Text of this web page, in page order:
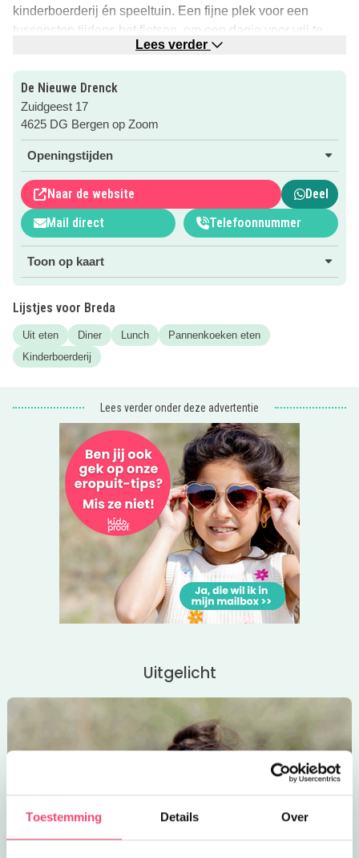
Toestemming Details Over
kinderboerderij én speeltuin. Een fijne plek voor een
tussenstop tijdens het fietsen, om een dagje voor vrij te
maken of misschien zelfs wel te overnachten!
Uitgespeeld? Geniet van lekkere pannenkoeken in het
pannenkoekenhuis. Alles wordt hier bereid met verse
streekproducten.
Benieuwd naar wat er nog meer te doen is? Voor meer
informatie klik je op de roze button.
Niks missen van Kidsproof?
Meld je aan voor de
nieuwsbrief !
Lees verder
De Nieuwe Drenck
Zuidgeest 17
4625 DG Bergen op Zoom
Openingstijden
Naar de website
Deel
Mail direct
Telefoonnummer
Toon op kaart
Lijstjes voor Breda
Uit eten Diner Lunch
Pannenkoeken eten
Kinderboerderij
Lees verder onder deze advertentie
Uitgelicht